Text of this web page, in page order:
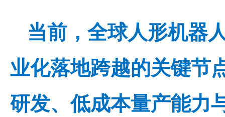
当前，全球人形机器
业化落地跨越的关键节
研发、低成本量产能力